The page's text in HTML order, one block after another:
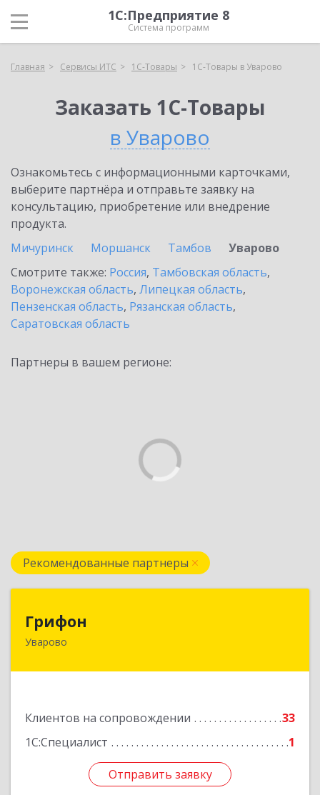
1С:Предприятие 8
Система программ
Главная Сервисы ИТС 1С-Товары 1С-Товары в Уварово
Заказать 1С-Товары
в Уварово
Ознакомьтесь с информационными карточками,
выберите партнёра и отправьте заявку на
консультацию, приобретение или внедрение
продукта.
Мичуринск
Моршанск Тамбов
Уварово
Смотрите также: Россия, Тамбовская область,
Воронежская область, Липецкая область,
Пензенская область, Рязанская область,
Саратовская область
Партнеры в вашем регионе:
Рекомендованные партнеры
Грифон
Уварово
Клиентов на сопровождении
33
1С:Специалист
1
Отправить заявку
393461, Тамбовская обл, Уварово г, Южная ул,
Отправить заявку